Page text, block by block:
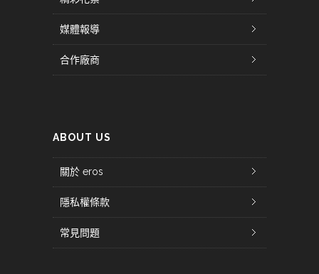
媒體報導
合作廠商
ABOUT US
關於 eros
隱私權條款
常見問題